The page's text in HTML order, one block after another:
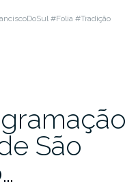
#Folia #Tradição
São